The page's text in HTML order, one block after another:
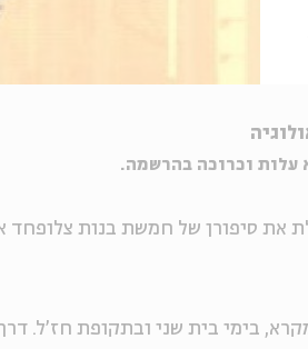
את סיפורן של חמשת בנות צלופחד
בימי בית שני ובתקופת חז'ל.